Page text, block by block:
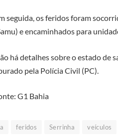
seguida, os feridos foram
e encaminhados para
há detalhes sobre o estado de
pela Polícia Civil (PC).
G1 Bahia
feridos Serrinha veículos